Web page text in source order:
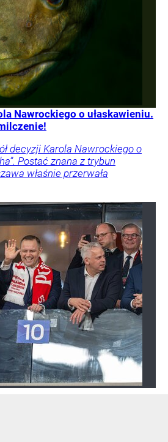
Nawrockiego o ułaskawieniu.
decyzji Karola Nawrockiego o
Postać znana z trybun
właśnie przerwała